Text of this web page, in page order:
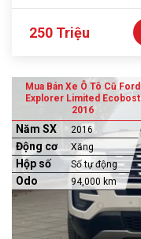
250 Triệu
Mua Bán Xe Ô Tô Cũ Ford
Explorer Limited Ecobost
2016
Năm SX 2016
Động cơ Xăng
Hộp số Số tự động
Odo 94,000 km